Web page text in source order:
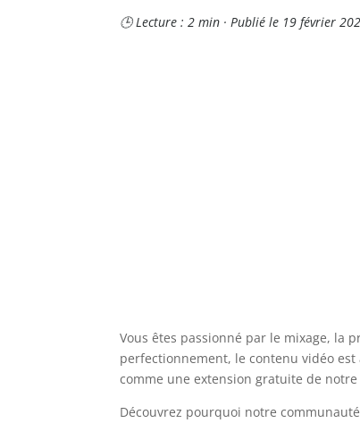
🕒 Lecture : 2 min · Publié le 19 février
Vous êtes passionné par le mixage, la
perfectionnement, le contenu vidéo est
comme une extension gratuite de
Découvrez pourquoi notre